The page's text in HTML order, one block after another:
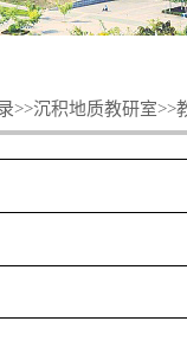
>>沉积地质教研室>>